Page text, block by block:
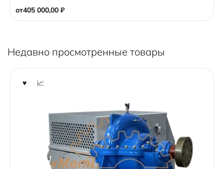
от405 000,00 ₽
5
Недавно просмотренные товары